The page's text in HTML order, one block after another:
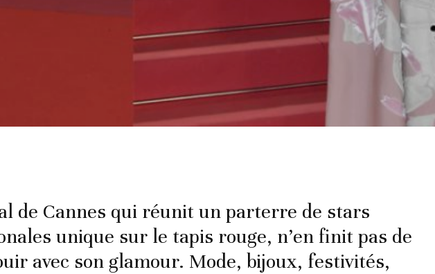
de Cannes qui réunit un parterre de stars
unique sur le tapis rouge, n’en finit pas de
avec son glamour. Mode, bijoux, festivités,